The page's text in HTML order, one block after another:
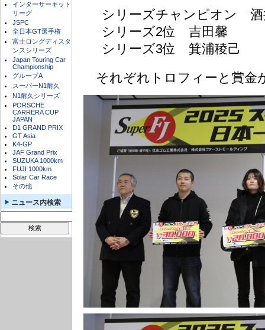
インターサーキット
リーグ
JSPC
全日本GT選手権
富士ロングディスタ
ンスシリーズ
Japan Touring Car
Championship
グループA
スーパーN1耐久
N1耐久シリーズ
PORSCHE
CARRERA CUP
JAPAN
D1 GRAND PRIX
GT Asia
K4-GP
JAF Grand Prix
SUZUKA 1000km
FUJI 1000km
Solar Car Race
その他
ニュース内検索
シリーズチャンピオン 酒
シリーズ2位 吉田馨
シリーズ3位 箕浦稜己
それぞれトロフィーと賞金